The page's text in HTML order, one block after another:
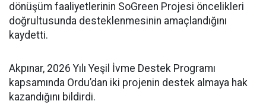
dönüşüm faaliyetlerinin SoGreen Projesi öncelikleri
doğrultusunda desteklenmesinin amaçlandığını
kaydetti.
Akpınar, 2026 Yılı Yeşil İvme Destek Programı
kapsamında Ordu’dan iki projenin destek almaya hak
kazandığını bildirdi.